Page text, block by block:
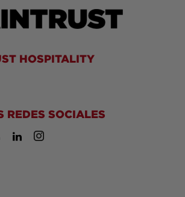
HOSPITALITY
REDES SOCIALES